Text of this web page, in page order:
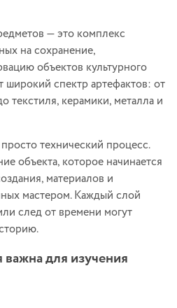
— это комплекс
на сохранение,
объектов культурного
широкий спектр артефактов: от
текстиля, керамики, металла и
технический процесс.
объекта, которое начинается
материалов и
мастером. Каждый слой
след от времени могут
для изучения